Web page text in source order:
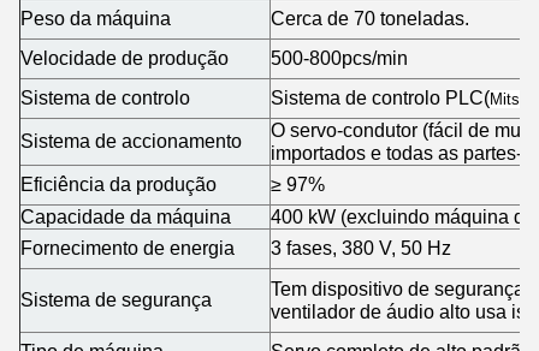
Peso da máquina
Cerca de 70 toneladas.
Velocidade de produção
500-800pcs/min
Sistema de controlo
Sistema de controlo PLC(
Sistema de accionamento
O servo-condutor (fácil de
importados e todas as partes-
Eficiência da produção
≥ 97%
Capacidade da máquina
400 kW (excluindo máquina
Fornecimento de energia
3 fases, 380 V, 50 Hz
Sistema de segurança
Tem dispositivo de segurança
ventilador de áudio alto usa